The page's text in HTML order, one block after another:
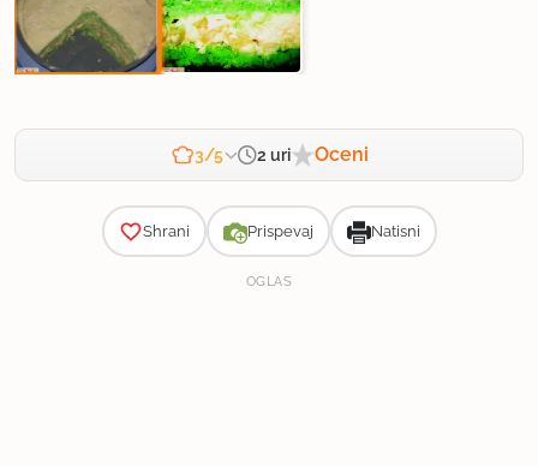
3/5 2 uri Oceni
Shrani Prispevaj Natisni
OGLAS